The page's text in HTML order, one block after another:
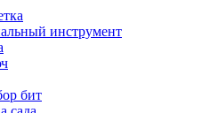
инструмент
бит